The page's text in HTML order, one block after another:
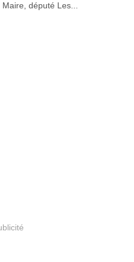
député Les...